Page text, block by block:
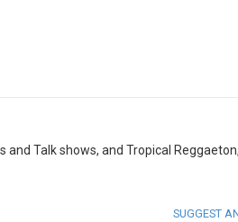
and Talk shows, and Tropical Reggaeton,
SUGGEST